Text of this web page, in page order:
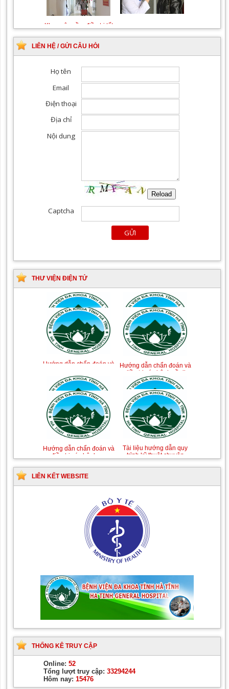
Khám Ngoại khoa
Đội ngũ hướng dẫn
LIÊN HỆ / GỬI CÂU HỎI
THƯ VIỆN ĐIỆN TỬ
Tài liệu Hướng dẫn
khuẩn vết mổ
Hướng dẫn chẩn đoán và
điều trị một số bệnh
truyền nhiễm
Hướng dẫn quy trình kỹ
thuật Chuyên khoa Phẫu
thuật Tiết niệu
Hướng dẫn Quy trình kỹ
LIÊN KẾT WEBSITE
THỐNG KÊ TRUY CẬP
Online: 52
Tổng lượt truy cập: 33294244
Hôm nay: 15476